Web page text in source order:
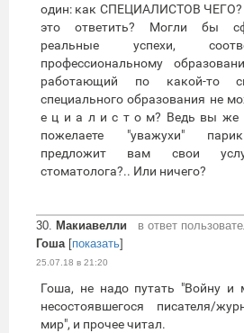
один: как СПЕЦИАЛИСТОВ ЧЕГО?
это ответить? Могли бы
реальные успехи,
профессиональному
работающий по какой-то
специального образования не
е ц и а л и с т о м? Ведь вы же
пожелаете "уважухи"
предложит вам свои
стоматолога?.. Или ничего?
30. Макиавелли
в ответ
Гоша[показать]
25.07.18 в 21:20
Гоша, не надо путать "Войну и
несостоявшегося писателя/
мир", и прочее читал.